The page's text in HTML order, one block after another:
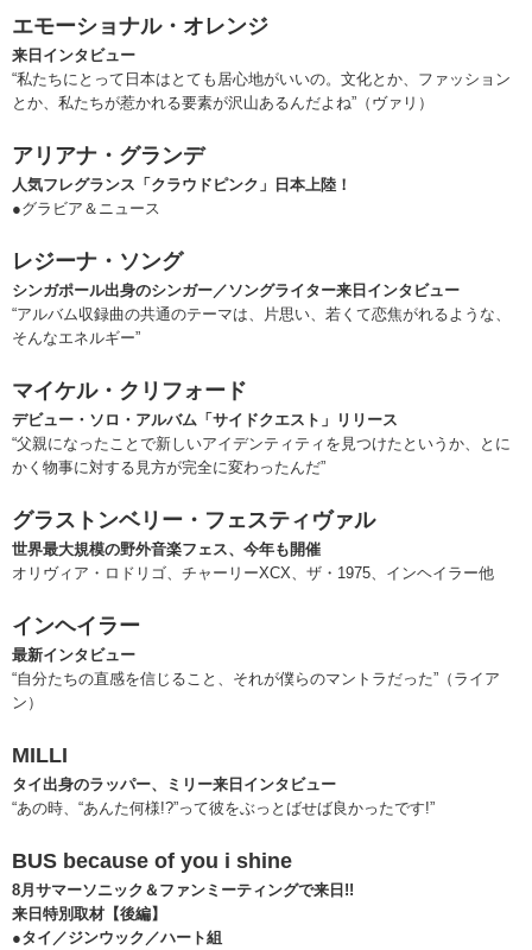
エモーショナル・オレンジ
来日インタビュー
“私たちにとって日本はとても居心地がいいの。文化とか、ファッション
とか、私たちが惹かれる要素が沢山あるんだよね”（ヴァリ）
アリアナ・グランデ
人気フレグランス「クラウドピンク」日本上陸！
●グラビア＆ニュース
レジーナ・ソング
シンガポール出身のシンガー／ソングライター来日インタビュー
“アルバム収録曲の共通のテーマは、片思い、若くて恋焦がれるような、
そんなエネルギー”
マイケル・クリフォード
デビュー・ソロ・アルバム「サイドクエスト」リリース
“父親になったことで新しいアイデンティティを見つけたというか、とに
かく物事に対する見方が完全に変わったんだ”
グラストンベリー・フェスティヴァル
世界最大規模の野外音楽フェス、今年も開催
オリヴィア・ロドリゴ、チャーリーXCX、ザ・1975、インヘイラー他
インヘイラー
最新インタビュー
“自分たちの直感を信じること、それが僕らのマントラだった”（ライア
ン）
MILLI
タイ出身のラッパー、ミリー来日インタビュー
“あの時、“あんた何様!?”って彼をぶっとばせば良かったです!”
BUS because of you i shine
8月サマーソニック＆ファンミーティングで来日!!
来日特別取材【後編】
●タイ／ジンウック／ハート組